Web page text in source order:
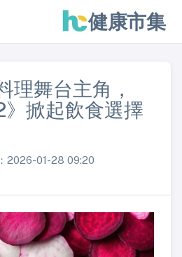
健康市集
理舞台主角，
》掀起飲食選擇
2026-01-28 09:20